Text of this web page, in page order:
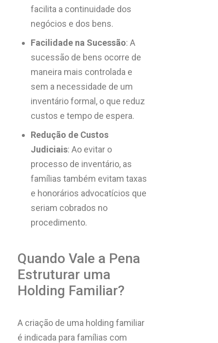
facilita a continuidade dos
negócios e dos bens.
Facilidade na Sucessão: A
sucessão de bens ocorre de
maneira mais controlada e
sem a necessidade de um
inventário formal, o que reduz
custos e tempo de espera.
Redução de Custos
Judiciais: Ao evitar o
processo de inventário, as
famílias também evitam taxas
e honorários advocatícios que
seriam cobrados no
procedimento.
Quando Vale a Pena
Estruturar uma
Holding Familiar?
A criação de uma holding familiar
é indicada para famílias com